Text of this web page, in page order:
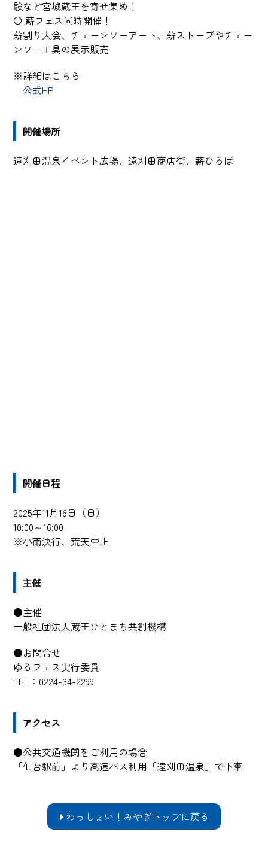
験など宮城蔵王を寄せ集め！
〇 薪フェス同時開催！
薪割り大会、チェーンソーアート、薪ストーブやチェー
ンソー工具の展示販売
※詳細はこちら
公式HP
開催場所
遠刈田温泉イベント広場、遠刈田商店街、薪ひろば
開催日程
2025年11月16日（日）
10:00～16:00
※小雨決行、荒天中止
主催
●主催
一般社団法人蔵王ひとまち共創機構
●お問合せ
ゆるフェス実行委員
TEL：0224-34-2299
アクセス
●公共交通機関をご利用の場合
「仙台駅前」より高速バス利用「遠刈田温泉」で下車
わっしょい！みやぎトップに戻る